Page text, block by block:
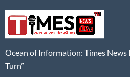
Ocean of Information: Times News
Turn”